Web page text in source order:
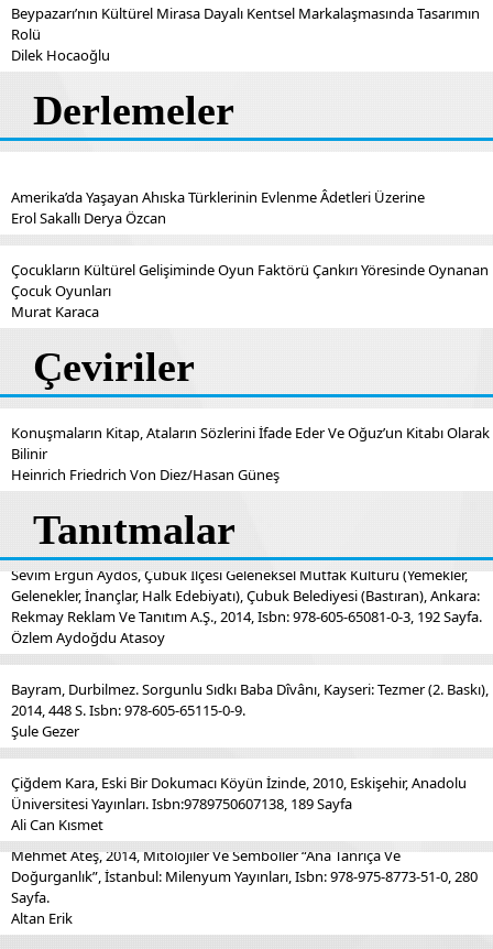
Beypazarı’nın Kültürel Mirasa Dayalı Kentsel Markalaşmasında Tasarımın
Rolü
Dilek Hocaoğlu
Derlemeler
Amerika’da Yaşayan Ahıska Türklerinin Evlenme Âdetleri Üzerine
Erol Sakallı Derya Özcan
Çocukların Kültürel Gelişiminde Oyun Faktörü Çankırı Yöresinde Oynanan
Çocuk Oyunları
Murat Karaca
Çeviriler
Konuşmaların Kitap, Ataların Sözlerini İfade Eder Ve Oğuz’un Kitabı Olarak
Bilinir
Heinrich Friedrich Von Diez/Hasan Güneş
Tanıtmalar
Sevim Ergün Aydos, Çubuk İlçesi Geleneksel Mutfak Kültürü (Yemekler,
Gelenekler, İnançlar, Halk Edebiyatı), Çubuk Belediyesi (Bastıran), Ankara:
Rekmay Reklam Ve Tanıtım A.Ş., 2014, Isbn: 978-605-65081-0-3, 192 Sayfa.
Özlem Aydoğdu Atasoy
Bayram, Durbilmez. Sorgunlu Sıdkı Baba Dîvânı, Kayseri: Tezmer (2. Baskı),
2014, 448 S. Isbn: 978-605-65115-0-9.
Şule Gezer
Çiğdem Kara, Eski Bir Dokumacı Köyün İzinde, 2010, Eskişehir, Anadolu
Üniversitesi Yayınları. Isbn:9789750607138, 189 Sayfa
Ali Can Kısmet
Mehmet Ateş, 2014, Mitolojiler Ve Semboller “Ana Tanrıça Ve
Doğurganlık”, İstanbul: Milenyum Yayınları, Isbn: 978-975-8773-51-0, 280
Sayfa.
Altan Erik